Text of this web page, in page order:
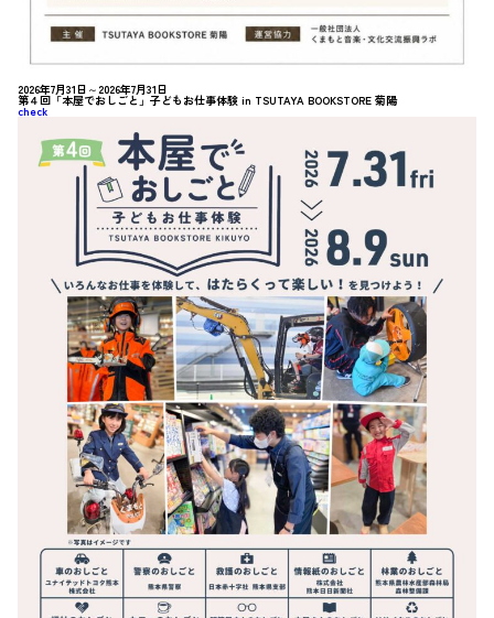
2026年7月31日～2026年7月31日
第４回「本屋でおしごと」子どもお仕事体験 in TSUTAYA BOOKSTORE 菊陽
check